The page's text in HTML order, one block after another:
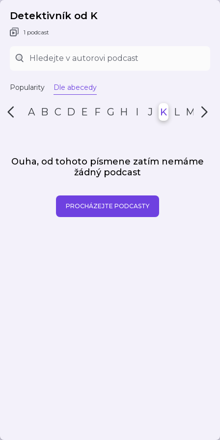
Detektivník od K
1 podcast
Popularity Dle abecedy
A B C D E F G H I J K L M N
Ouha, od tohoto písmene zatím nemáme
žádný podcast
PROCHÁZEJTE PODCASTY